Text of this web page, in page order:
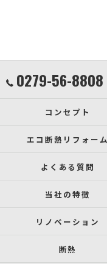
0279-56-8808
コンセプト
エコ断熱リフォーム
よくある質問
当社の特徴
リノベーション
断熱